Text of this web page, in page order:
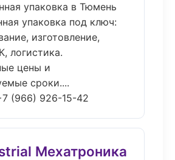
упаковка в Тюмень
упаковка под ключ:
изготовление,
логистика.
цены и
сроки....
(966) 926-15-42
Мехатроника